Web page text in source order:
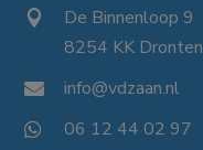
 De Binnenloop 9
8254 KK Dronten
 info@vdzaan.nl
 06 12 44 02 97